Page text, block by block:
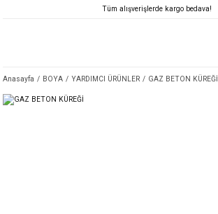
Tüm alışverişlerde kargo bedava!
Anasayfa BOYA YARDIMCI ÜRÜNLER GAZ BETON KÜREĞİ